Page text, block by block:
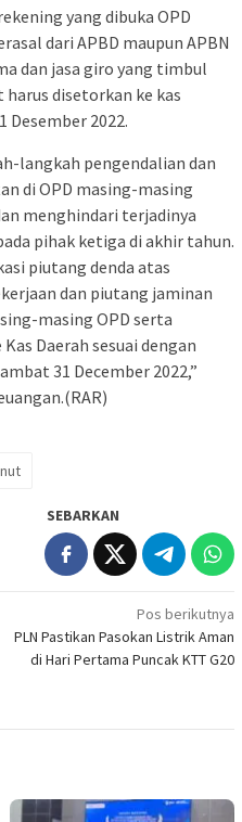
yang dibuka OPD
dari APBD maupun APBN
dan jasa giro yang timbul
disetorkan ke kas
2022.
langkah pengendalian dan
di OPD masing-masing
menghindari terjadinya
pihak ketiga di akhir tahun.
piutang denda atas
dan piutang jaminan
masing OPD serta
Daerah sesuai dengan
31 December 2022,”
SEBARKAN
Pos berikutnya
PLN Pastikan Pasokan Listrik Aman
di Hari Pertama Puncak KTT G20